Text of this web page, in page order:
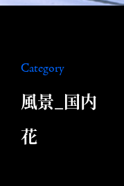
Category
風景_国内
花